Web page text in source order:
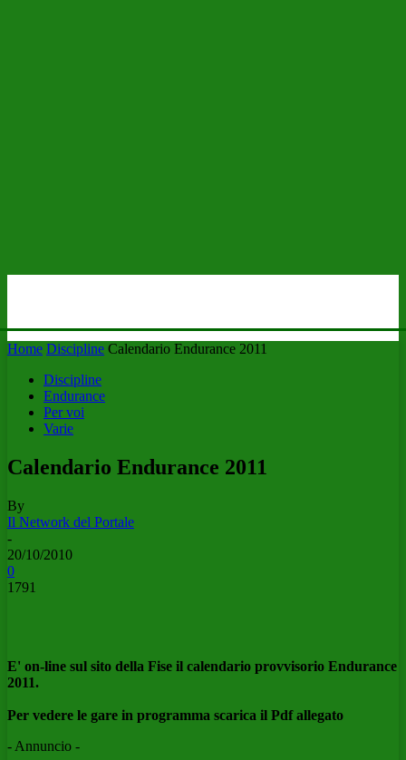
Home Discipline Calendario Endurance 2011
Discipline
Endurance
Per voi
Varie
Calendario Endurance 2011
By
Il Network del Portale
-
20/10/2010
0
1791
E' on-line sul sito della Fise il calendario provvisorio Endurance
2011.
Per vedere le gare in programma scarica il Pdf allegato
- Annuncio -